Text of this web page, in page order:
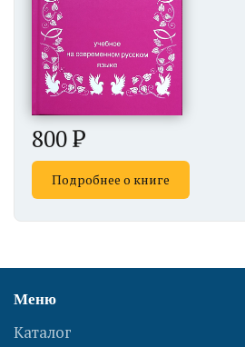
800
Подробнее о книге
Меню
Каталог